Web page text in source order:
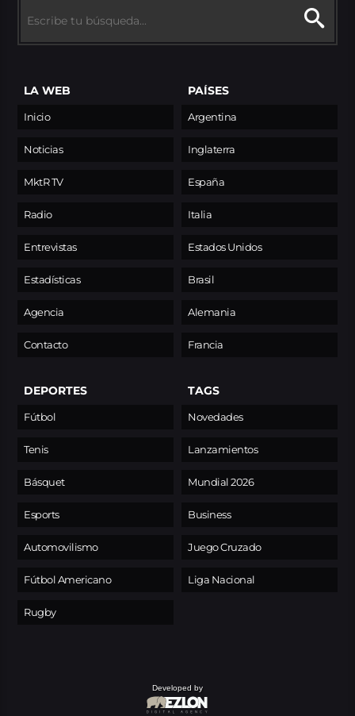
LA WEB
Inicio
Noticias
MktR TV
Radio
Entrevistas
Estadísticas
Agencia
Contacto
PAÍSES
Argentina
Inglaterra
España
Italia
Estados Unidos
Brasil
Alemania
Francia
DEPORTES
Fútbol
Tenis
Básquet
Esports
Automovilismo
Fútbol Americano
Rugby
TAGS
Novedades
Lanzamientos
Mundial 2026
Business
Juego Cruzado
Liga Nacional
Developed by